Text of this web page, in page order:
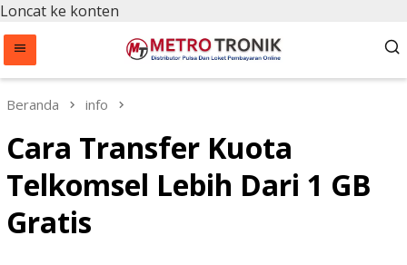
Loncat ke konten
Beranda info
Cara Transfer Kuota
Telkomsel Lebih Dari 1 GB
Gratis